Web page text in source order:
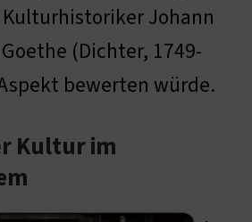
Johann
(Dichter, 1749-
bewerten würde.
Kultur im